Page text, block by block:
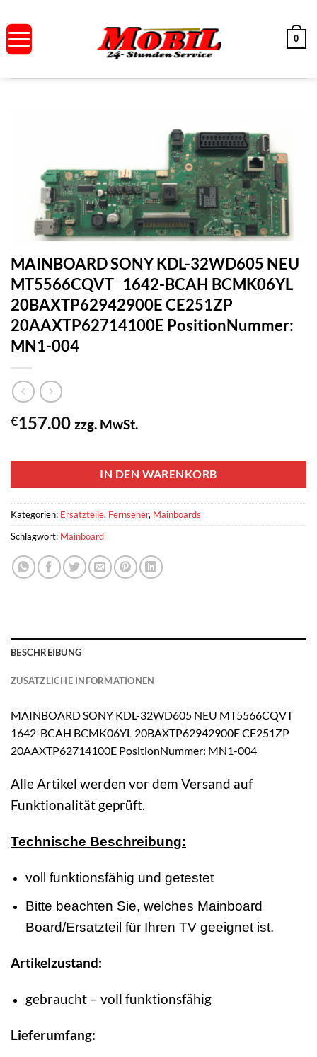
Inhalt
springen
0
MAINBOARD SONY KDL-32WD605 NEU
MT5566CQVT 1642-BCAH BCMK06YL
20BAXTP62942900E CE251ZP
20AAXTP62714100E PositionNummer:
MN1-004
€157.00 zzg. MwSt.
IN DEN WARENKORB
Kategorien: Ersatzteile, Fernseher, Mainboards
Schlagwort: Mainboard
BESCHREIBUNG
ZUSÄTZLICHE INFORMATIONEN
MAINBOARD SONY KDL-32WD605 NEU MT5566CQVT
1642-BCAH BCMK06YL 20BAXTP62942900E CE251ZP
20AAXTP62714100E PositionNummer: MN1-004
Alle Artikel werden vor dem Versand auf
Funktionalität geprüft.
Technische Beschreibung:
voll funktionsfähig und getestet
Bitte beachten Sie, welches Mainboard
Board/Ersatzteil für Ihren TV geeignet ist.
Artikelzustand:
gebraucht – voll funktionsfähig
Lieferumfang: